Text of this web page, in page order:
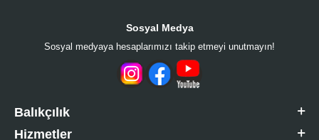
Sosyal Medya
Sosyal medyaya hesaplarımızı takip etmeyi unutmayın!
Balıkçılık
Hizmetler